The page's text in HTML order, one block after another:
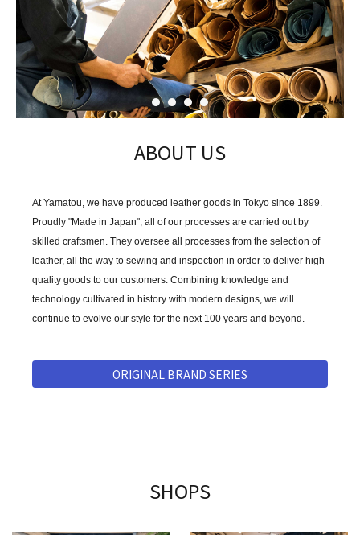
favorite お気に入りを見る shopping_cart カートの中身
カテゴリーから探す
新着商品
実店舗へのアクセス
ABOUT US
At Yamatou, we have produced leather goods in Tokyo since 1899.
Proudly "Made in Japan", all of our processes are carried out by
skilled craftsmen. They oversee all processes from the selection of
leather, all the way to sewing and inspection in order to deliver high
quality goods to our customers. Combining knowledge and
technology cultivated in history with modern designs, we will
continue to evolve our style for the next 100 years and beyond.
ORIGINAL BRAND SERIES
SHOPS